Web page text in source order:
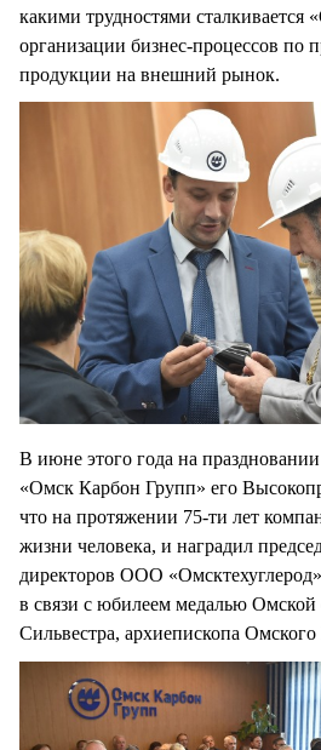
какими трудностями сталкивается
организации бизнес-процессов по
продукции на внешний рынок.
В июне этого года на
«Омск Карбон Групп» его
что на протяжении 75-ти лет
жизни человека, и наградил
директоров ООО
в связи с юбилеем медалью Омской
Сильвестра, архиепископа